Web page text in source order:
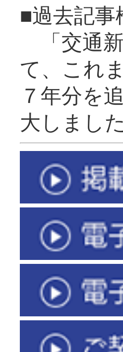
■過去記
「交通
て、これ
７年分を
大し